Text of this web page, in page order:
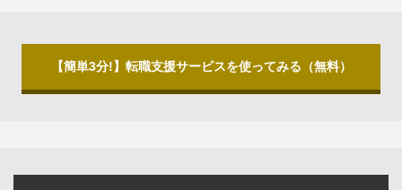
【簡単3分!】転職支援サービスを使ってみる（無料）